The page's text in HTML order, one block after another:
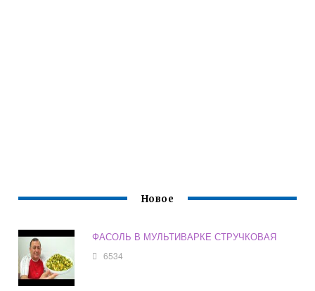
Новое
ФАСОЛЬ В МУЛЬТИВАРКЕ СТРУЧКОВАЯ
6534